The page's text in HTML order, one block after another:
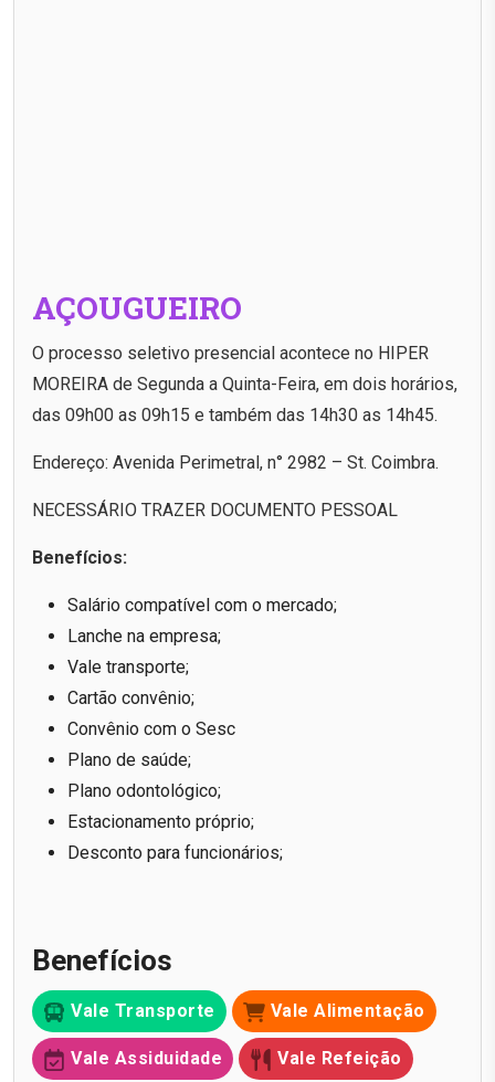
AÇOUGUEIRO
O processo seletivo presencial acontece no HIPER
MOREIRA de Segunda a Quinta-Feira, em dois horários,
das 09h00 as 09h15 e também das 14h30 as 14h45.
Endereço: Avenida Perimetral, n° 2982 – St. Coimbra.
NECESSÁRIO TRAZER DOCUMENTO PESSOAL
Benefícios:
Salário compatível com o mercado;
Lanche na empresa;
Vale transporte;
Cartão convênio;
Convênio com o Sesc
Plano de saúde;
Plano odontológico;
Estacionamento próprio;
Desconto para funcionários;
Benefícios
Vale Transporte Vale Alimentação
Vale Assiduidade Vale Refeição